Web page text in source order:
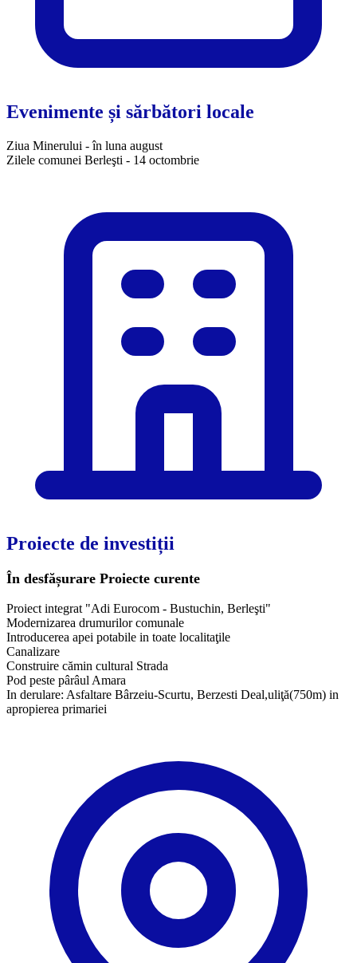
Evenimente și sărbători locale
Ziua Minerului - în luna august
Zilele comunei Berleşti - 14 octombrie
Proiecte de investiții
În desfășurare Proiecte curente
Proiect integrat "Adi Eurocom - Bustuchin, Berleşti"
Modernizarea drumurilor comunale
Introducerea apei potabile in toate localitaţile
Canalizare
Construire cămin cultural Strada
Pod peste pârâul Amara
In derulare: Asfaltare Bârzeiu-Scurtu, Berzesti Deal,uliţă(750m) in
apropierea primariei